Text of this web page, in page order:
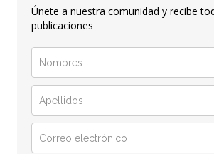
Únete a nuestra comunidad y recibe
publicaciones